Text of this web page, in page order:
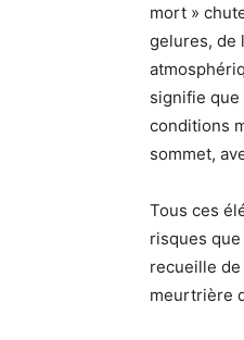
mort »
gelures, de
signifie que
conditions
sommet,
Tous ces
risques
recueille
meurtrière